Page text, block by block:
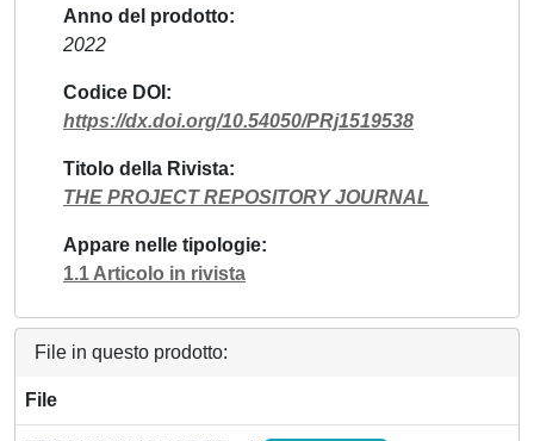
Anno del prodotto
2022
Codice DOI
https://dx.doi.org/10.54050/PRj1519538
Titolo della Rivista
THE PROJECT REPOSITORY JOURNAL
Appare nelle tipologie
1.1 Articolo in rivista
File in questo prodotto:
File